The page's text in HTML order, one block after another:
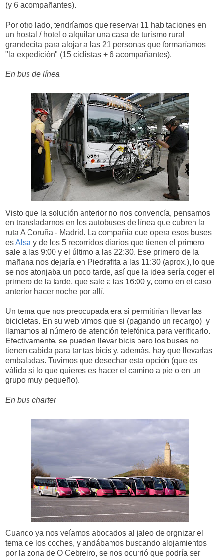
(y 6 acompañantes).
Por otro lado, tendríamos que reservar 11 habitaciones en
un hostal / hotel o alquilar una casa de turismo rural
grandecita para alojar a las 21 personas que formaríamos
"la expedición" (15 ciclistas + 6 acompañantes).
En bus de línea
Visto que la solución anterior no nos convencía, pensamos
en transladarnos en los autobuses de línea que cubren la
ruta A Coruña - Madrid. La compañía que opera esos buses
esAlsa y de los 5 recorridos diarios que tienen el primero
sale a las 9:00 y el último a las 22:30. Ese primero de la
mañana nos dejaría en Piedrafita a las 11:30 (aprox.), lo que
se nos atonjaba un poco tarde, así que la idea sería coger el
primero de la tarde, que sale a las 16:00 y, como en el caso
anterior hacer noche por allí.
Un tema que nos preocupada era si permitirían llevar las
bicicletas. En su web vimos que si (pagando un recargo) y
llamamos al número de atención telefónica para verificarlo.
Efectivamente, se pueden llevar bicis pero los buses no
tienen cabida para tantas bicis y, además, hay que llevarlas
embaladas. Tuvimos que desechar esta opción (que es
válida si lo que quieres es hacer el camino a pie o en un
grupo muy pequeño).
En bus charter
Cuando ya nos veíamos abocados al jaleo de orgnizar el
tema de los coches, y andábamos buscando alojamientos
por la zona de O Cebreiro, se nos ocurrió que podría ser